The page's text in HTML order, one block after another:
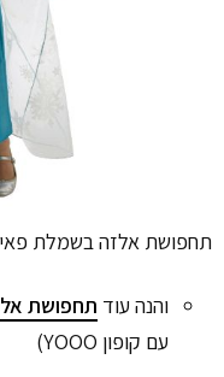
תחפושת אלזה בשמלת
והנה עוד תחפושת
עם קופון YOOO)